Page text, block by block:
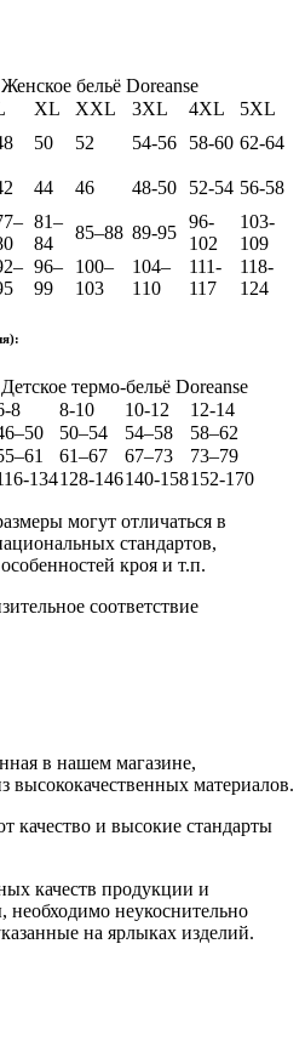
XL XXL 3XL 4XL
5XL
50 52 54-56 58-60 62-64
44 46 48-50 52-54 56-58
81–
84
85–88 89-95
96-
102
103-
109
96–
99
100–
103
104–
110
111-
117
118-
124
8 8-10 10-12
12-14
50–54 54–58
58–62
61–67 67–73
73–79
134128-146140-158152-170
могут отличаться в
стандартов,
кроя и т.п.
соответствие
в нашем магазине,
высококачественных материалов.
качество и высокие стандарты
качеств продукции и
необходимо неукоснительно
на ярлыках изделий.